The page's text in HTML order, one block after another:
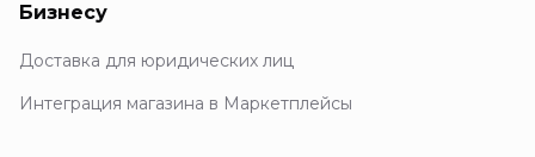
Бизнесу
Доставка для юридических лиц
Интеграция магазина в Маркетплейсы